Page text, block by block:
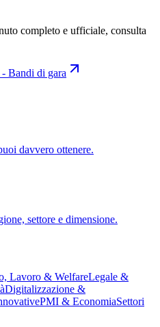
completo e ufficiale, consulta
Bandi di gara
davvero ottenere.
settore e dimensione.
Lavoro & WelfareLegale &
Digitalizzazione &
PMI & EconomiaSettori